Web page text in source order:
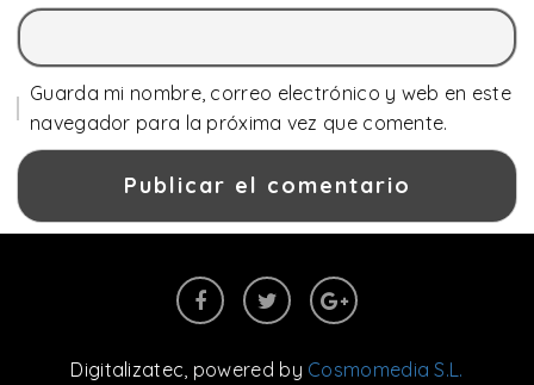
Guarda mi nombre, correo electrónico y web en este
navegador para la próxima vez que comente.
Digitalizatec , powered by Cosmomedia S.L.